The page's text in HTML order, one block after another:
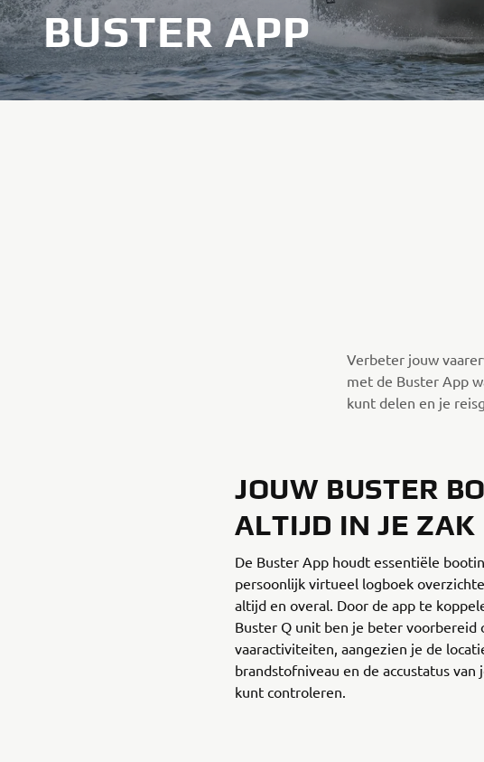
BUSTER APP
Verbeter jouw
met de Buster App
kunt delen en je
JOUW BUSTER
ALTIJD IN JE ZAK
De Buster App houdt essentiële
persoonlijk virtueel logboek
altijd en overal. Door de app te
Buster Q unit ben je beter voorbereid
vaaractiviteiten, aangezien je de
brandstofniveau en de accustatus van
kunt controleren.